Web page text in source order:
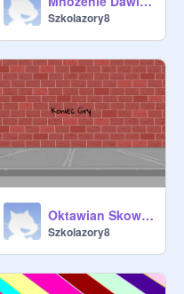
Szkolazory8
Oktawian Skowron
Szkolazory8